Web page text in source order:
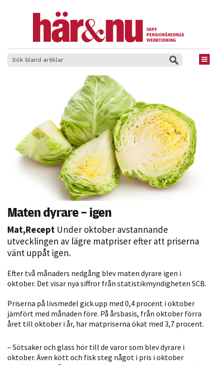
Maten dyrare – igen
Mat,Recept Under oktober avstannande
utvecklingen av lägre matpriser efter att priserna
vänt uppåt igen.
Efter två månaders nedgång blev maten dyrare igen i
oktober. Det visar nya siffror från statistikmyndigheten SCB.
Priserna på livsmedel gick upp med 0,4 procent i oktober
jämfört med månaden före. På årsbasis, från oktober förra
året till oktober i år, har matpriserna ökat med 3,7 procent.
– Sötsaker och glass hör till de varor som blev dyrare i
oktober. Även kött och fisk steg något i pris i oktober
Nödvändiga
Dessa kakor
välja bort. De